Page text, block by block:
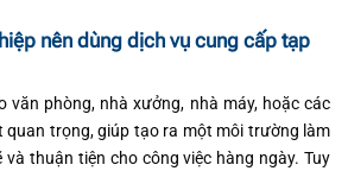
nên dùng dịch vụ cung cấp tạp
văn phòng, nhà xưởng, nhà máy, hoặc các
quan trọng, giúp tạo ra một môi trường làm
và thuận tiện cho công việc hàng ngày. Tuy